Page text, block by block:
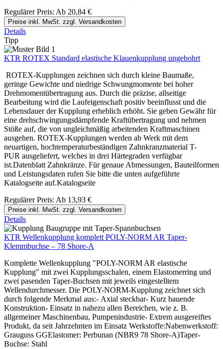
Regulärer Preis: Ab 20,84 €
Preise inkl. MwSt. zzgl. Versandkosten
Details
Tipp
KTR ROTEX Standard elastische Klauenkupplung ungebohrt
ROTEX-Kupplungen zeichnen sich durch kleine Baumaße,
geringe Gewichte und niedrige Schwungmomente bei hoher
Drehmomentübertragung aus. Durch die präzise, allseitige
Bearbeitung wird die Laufeigenschaft positiv beeinflusst und die
Lebensdauer der Kupplung erheblich erhöht. Sie geben Gewähr für
eine drehschwingungsdämpfende Kraftübertragung und nehmen
Stöße auf, die von ungleichmäßig arbeitenden Kraftmaschinen
ausgehen. ROTEX-Kupplungen werden ab Werk mit dem
neuartigen, hochtemperaturbeständigen Zahnkranzmaterial T-
PUR ausgeliefert, welches in drei Härtegraden verfügbar
ist.Datenblatt Zahnkränze. Für genaue Abmessungen, Bauteilformen
und Leistungsdaten rufen Sie bitte die unten aufgeführte
Katalogseite auf.Katalogseite
Regulärer Preis: Ab 13,93 €
Preise inkl. MwSt. zzgl. Versandkosten
Details
KTR Wellenkupplung komplett POLY-NORM AR Taper-
Klemmbuchse – 78 Shore-A
Komplette Wellenkupplung "POLY-NORM AR elastische
Kupplung" mit zwei Kupplungsschalen, einem Elastomerring und
zwei pasenden Taper-Buchsen mit jeweils eingestelltem
Wellendurchmesser. Die POLY-NORM-Kupplung zeichnet sich
durch folgende Merkmal aus:- Axial steckbar- Kurz bauende
Konstruktion- Einsatz in nahezu allen Bereichen, wie z. B.
allgemeiner Maschinenbau, Pumpenindustrie- Extrem ausgereiftes
Produkt, da seit Jahrzehnten im Einsatz Werkstoffe:Nabenwerkstoff:
Grauguss GGElastomer: Perbunan (NBR9 78 Shore-A)Taper-
Buchse: Stahl